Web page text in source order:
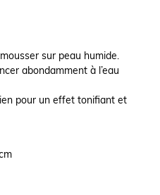
sur peau humide.
abondamment à l’eau
pour un effet tonifiant et